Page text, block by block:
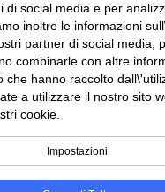
di social media e per
inoltre le informazioni
partner di social media,
combinarle con altre
che hanno raccolto
a utilizzare il nostro sito
cookie.
Impostazioni